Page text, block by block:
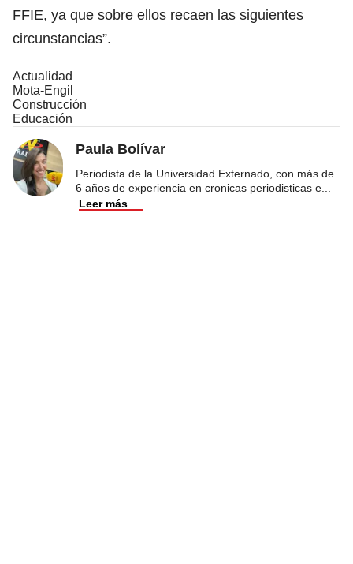
FFIE, ya que sobre ellos recaen las siguientes
circunstancias”.
Actualidad
Mota-Engil
Construcción
Educación
Paula Bolívar
Periodista de la Universidad Externado, con más de
6 años de experiencia en cronicas periodisticas e
Leer más